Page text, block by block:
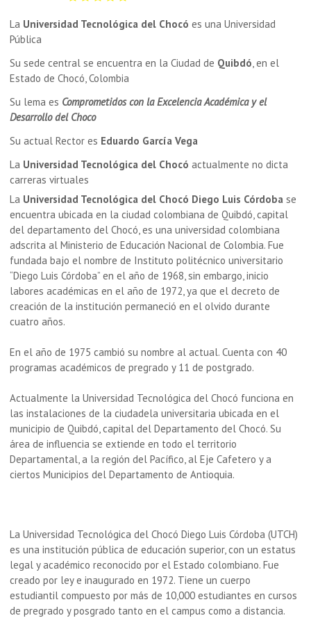
La Universidad Tecnológica del Chocó es una Universidad
Pública
Su sede central se encuentra en la Ciudad de Quibdó, en el
Estado de Chocó, Colombia
Su lema es Comprometidos con la Excelencia Académica y el
Desarrollo del Choco
Su actual Rector es Eduardo García Vega
La Universidad Tecnológica del Chocó actualmente no dicta
carreras virtuales
La Universidad Tecnológica del Chocó Diego Luis Córdoba se
encuentra ubicada en la ciudad colombiana de Quibdó, capital
del departamento del Chocó, es una universidad colombiana
adscrita al Ministerio de Educación Nacional de Colombia. Fue
fundada bajo el nombre de Instituto politécnico universitario
“Diego Luis Córdoba” en el año de 1968, sin embargo, inicio
labores académicas en el año de 1972, ya que el decreto de
creación de la institución permaneció en el olvido durante
cuatro años.
En el año de 1975 cambió su nombre al actual. Cuenta con 40
programas académicos de pregrado y 11 de postgrado.
Actualmente la Universidad Tecnológica del Chocó funciona en
las instalaciones de la ciudadela universitaria ubicada en el
municipio de Quibdó, capital del Departamento del Chocó. Su
área de influencia se extiende en todo el territorio
Departamental, a la región del Pacífico, al Eje Cafetero y a
ciertos Municipios del Departamento de Antioquia.
La Universidad Tecnológica del Chocó Diego Luis Córdoba (UTCH)
es una institución pública de educación superior, con un estatus
legal y académico reconocido por el Estado colombiano. Fue
creado por ley e inaugurado en 1972. Tiene un cuerpo
estudiantil compuesto por más de 10,000 estudiantes en cursos
de pregrado y posgrado tanto en el campus como a distancia.